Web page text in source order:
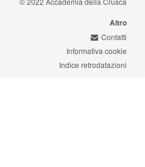
Altro
Contatti
Informativa cookie
Indice retrodatazioni